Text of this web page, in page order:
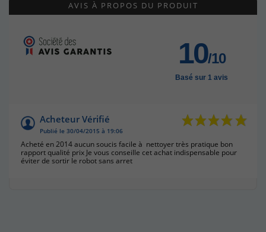
AVIS À PROPOS DU PRODUIT
10/10
Basé sur 1 avis
Acheteur Vérifié
Publié le 30/04/2015 à 19:06
Acheté en 2014 aucun soucis facile à nettoyer très pratique bon
rapport qualité prix Je vous conseille cet achat indispensable pour
éviter de sortir le robot sans arret